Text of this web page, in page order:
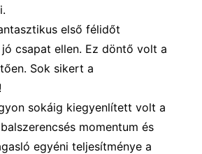
első félidőt
csapat ellen. Ez döntő volt a
Sok sikert a
sokáig kiegyenlített volt a
momentum és
egyéni teljesítménye a